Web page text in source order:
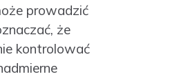
prowadzić
że
kontrolować